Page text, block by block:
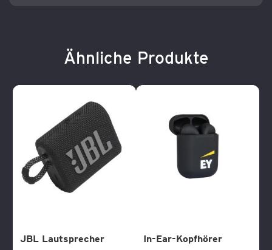
Ähnliche Produkte
JBL Lautsprecher
In-Ear-Kopfhörer